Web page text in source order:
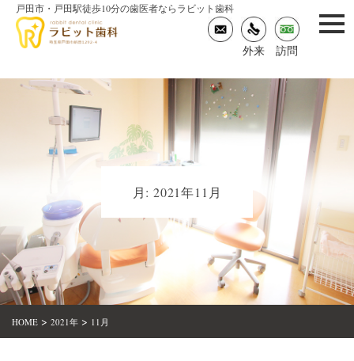
戸田市・戸田駅徒歩10分の歯医者ならラビット歯科
外来 訪問
月: 2021年11月
HOME > 2021年 > 11月